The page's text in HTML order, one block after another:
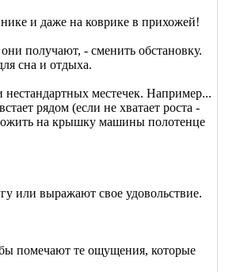
и даже на коврике в прихожей!
получают, - сменить обстановку.
сна и отдыха.
местечек. Например...
рядом (если не хватает роста -
на крышку машины полотенце
или выражают свое удовольствие.
помечают те ощущения, которые